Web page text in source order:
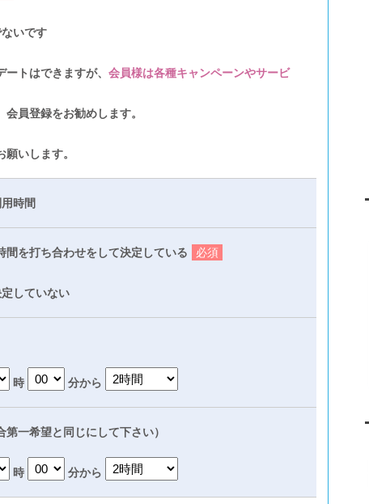
いです
トはできますが、 会員様は各種キャンペーンやサービ
会員登録をお勧めします。
願いします。
時間
間を打ち合わせをして決定している 必須
していない
時 分から
一希望と同じにして下さい）
時 分から